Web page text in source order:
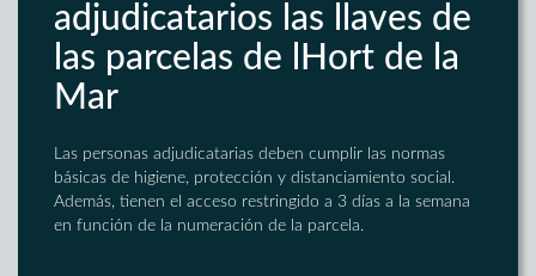
adjudicatarios las llaves de
las parcelas de lHort de la
Mar
Las personas adjudicatarias deben cumplir las normas
básicas de higiene, protección y distanciamiento social.
Además, tienen el acceso restringido a 3 días a la semana
en función de la numeración de la parcela.